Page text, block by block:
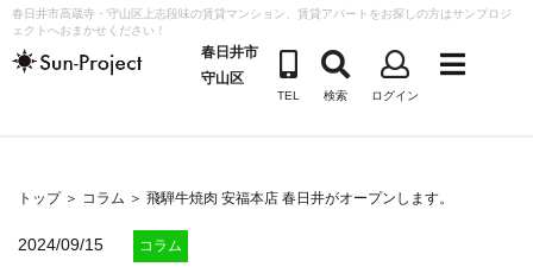
コ春日井市高蔵寺・守山区上志段味の賃貸マンション、賃貸アパートをお探しの方はサンプロジ
ェクトへおまかせください！
春日井市
守山区
TEL 検索 ログイン
トップ＞ コラム ＞ 飛騨牛焼肉 安福本店 春日井がオープンします。
2024/09/15 コラム